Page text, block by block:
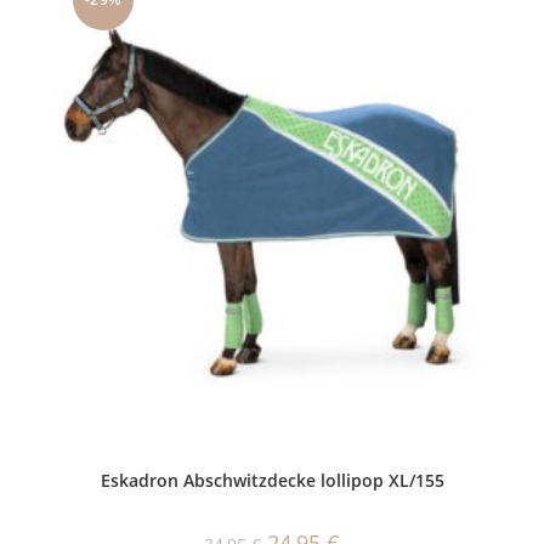
Eskadron Abschwitzdecke lollipop XL/155
Ursprünglicher